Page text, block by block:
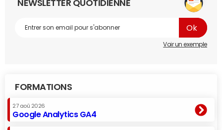
NEWSLETTER QUOTIDIENNE
Voir un exemple
FORMATIONS
27 aoû 2026
Google Analytics GA4